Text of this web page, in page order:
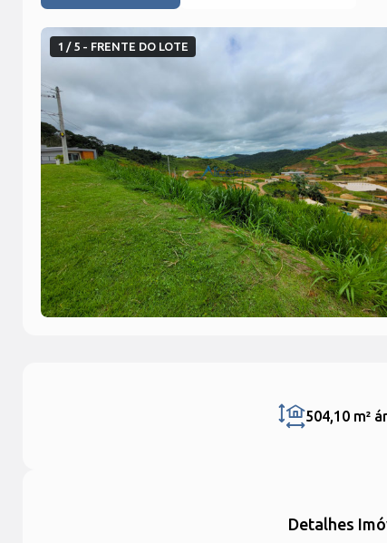
1 / 5 - FRENTE DO LOTE
504,10 m²
Detalhes